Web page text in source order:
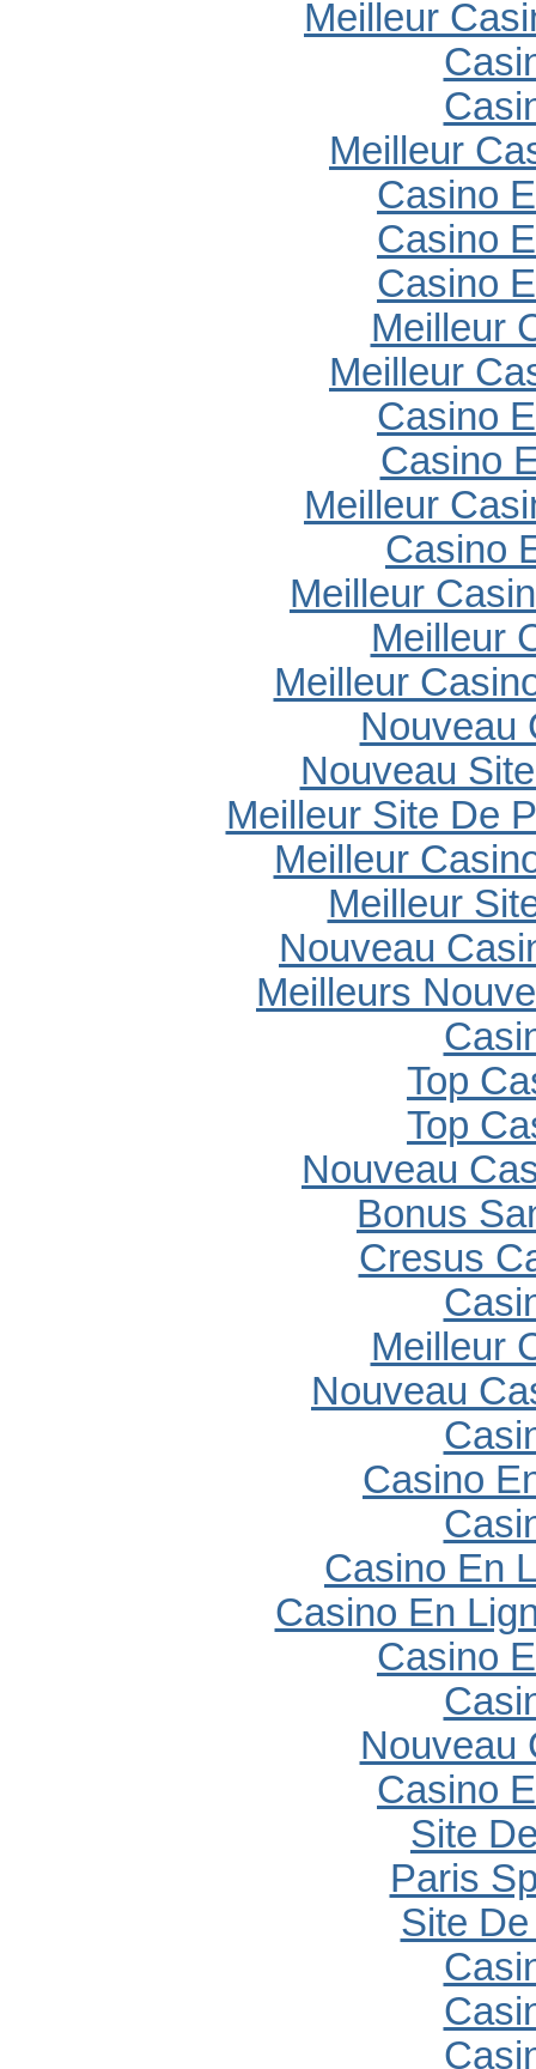
Meilleur
Meilleur
Casino
Casino
Casino
Meilleur
Meilleur
Casino
Casino
Meilleur
Casino
Meilleur
Meilleur
Meilleur
Nouveau
Nouveau
Meilleur Site De
Meilleur
Meilleur
Nouveau
Meilleurs
Top
Top
Nouveau
Bonus
Cresus
Meilleur
Nouveau
Casino
Casino En
Casino En
Casino
Nouveau
Casino
Site
Paris
Site